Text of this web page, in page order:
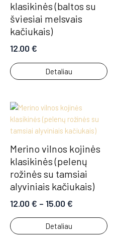
klasikinės (baltos su
šviesiai melsvais
kačiukais)
12.00€
Detaliau
Merino vilnos kojinės
klasikinės (pelenų
rožinės su tamsiai
alyviniais kačiukais)
12.00€ – 15.00€
Detaliau